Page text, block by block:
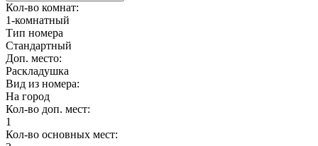
Кол-во комнат:
1-комнатный
Тип номера
Стандартный
Доп. место:
Раскладушка
Вид из номера:
На город
Кол-во доп. мест:
1
Кол-во основных мест: